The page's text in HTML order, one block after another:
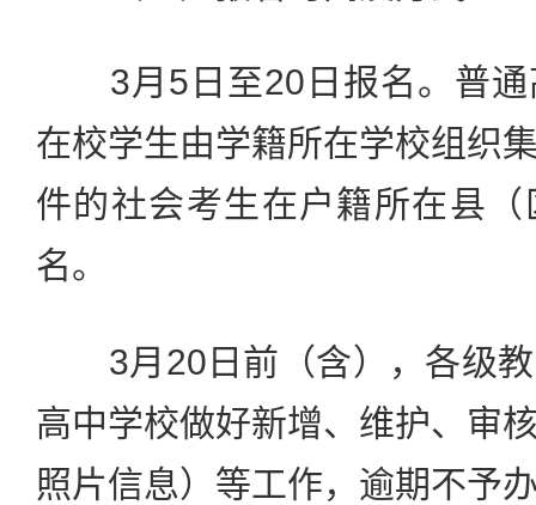
3月5日至20日报名。普通
在校学生由学籍所在学校组织
件的社会考生在户籍所在县
名。
3月20日前（含），各级教
高中学校做好新增、维护、审
照片信息）等工作，逾期不予